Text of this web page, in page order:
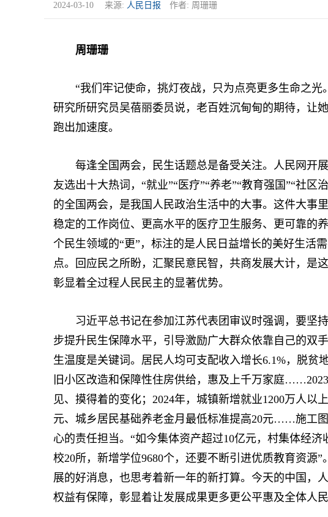
2024-03-10 来源: 人民日报 作者: 周珊珊
周珊珊
“我们牢记使命，挑灯夜战，只为点亮更多生命之光
研究所研究员吴蓓丽委员说，老百姓沉甸甸的期待，让
跑出加速度。
每逢全国两会，民生话题总是备受关注。人民网开展
友选出十大热词，“就业”“医疗”“养老”“教育强国”“社
的全国两会，是我国人民政治生活中的大事。这件大事
稳定的工作岗位、更高水平的医疗卫生服务、更可靠
个民生领域的“更”，标注的是人民日益增长的美好生活
点。回应民之所盼，汇聚民意民智，共商发展大计，是
彰显着全过程人民民主的显著优势。
习近平总书记在参加江苏代表团审议时强调，要坚
步提升民生保障水平，引导激励广大群众依靠自己的双
生温度是关键词。居民人均可支配收入增长6.1%，脱贫
旧小区改造和保障性住房供给，惠及上千万家庭
见、摸得着的变化；2024年，城镇新增就业1200万人以
元、城乡居民基础养老金月最低标准提高20元……施工
心的责任担当。“如今集体资产超过10亿元，村集体经济
校20所，新增学位9680个，还要不断引进优质教育资源
展的好消息，也思考着新一年的新打算。今天的中国，
权益有保障，彰显着让发展成果更多更公平惠及全体人民